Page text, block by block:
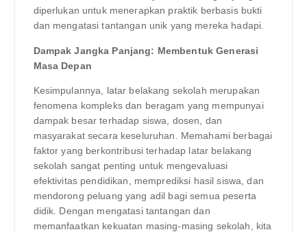
diperlukan untuk menerapkan praktik berbasis bukti
dan mengatasi tantangan unik yang mereka hadapi.
Dampak Jangka Panjang: Membentuk Generasi
Masa Depan
Kesimpulannya, latar belakang sekolah merupakan
fenomena kompleks dan beragam yang mempunyai
dampak besar terhadap siswa, dosen, dan
masyarakat secara keseluruhan. Memahami berbagai
faktor yang berkontribusi terhadap latar belakang
sekolah sangat penting untuk mengevaluasi
efektivitas pendidikan, memprediksi hasil siswa, dan
mendorong peluang yang adil bagi semua peserta
didik. Dengan mengatasi tantangan dan
memanfaatkan kekuatan masing-masing sekolah, kita